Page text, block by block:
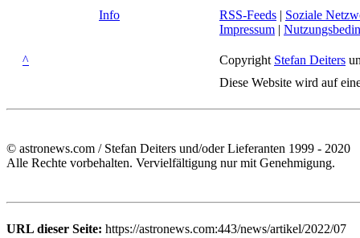
Info
RSS-Feeds | Soziale
Impressum |
^ Copyright Stefan Deiters
Diese Website wird auf
© astronews.com / Stefan Deiters und/oder Lieferanten 1999 - 2020
Alle Rechte vorbehalten. Vervielfältigung nur mit Genehmigung.
URL dieser Seite: https://astronews.com:443/news/artikel/2022/07